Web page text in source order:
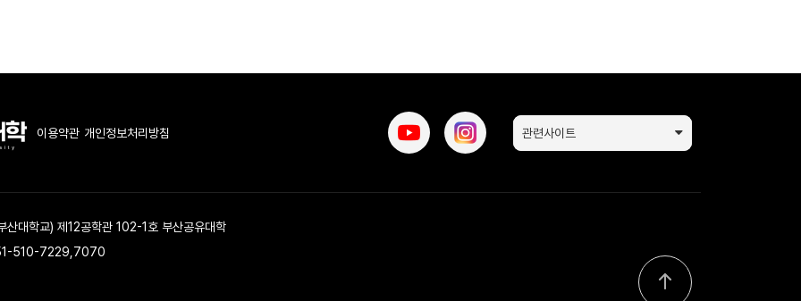
이용약관 개인정보처리방침 관련사이트
대학교) 제12공학관 102-1호 부산공유대학
510-7229,7070